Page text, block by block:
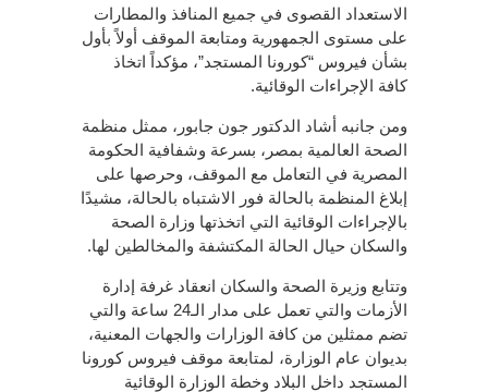
الاستعداد القصوى في جميع المنافذ والمطارات
على مستوى الجمهورية ومتابعة الموقف أولاً بأول
بشأن فيروس “كورونا المستجد”، مؤكداً اتخاذ
كافة الإجراءات الوقائية.
ومن جانبه أشاد الدكتور جون جابور، ممثل منظمة
الصحة العالمية بمصر، بسرعة وشفافية الحكومة
المصرية في التعامل مع الموقف، وحرصها على
إبلاغ المنظمة بالحالة فور الاشتباه بالحالة، مشيدًا
بالإجراءات الوقائية التي اتخذتها وزارة الصحة
والسكان حيال الحالة المكتشفة والمخالطين لها.
وتتابع وزيرة الصحة والسكان انعقاد غرفة إدارة
الأزمات والتي تعمل على مدار الـ24 ساعة والتي
تضم ممثلين من كافة الوزارات والجهات المعنية،
بديوان عام الوزارة، لمتابعة موقف فيروس كورونا
المستجد داخل البلاد وخطة الوزارة الوقائية